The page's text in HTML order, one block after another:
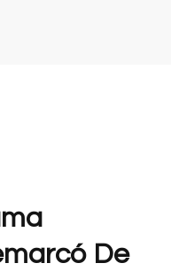
De